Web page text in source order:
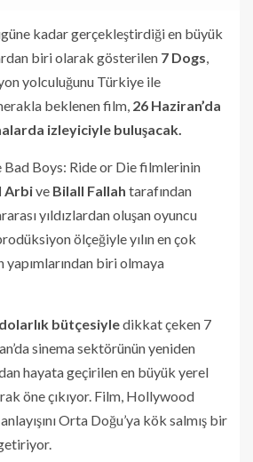
kadar gerçekleştirdiği en büyük
biri olarak gösterilen 7 Dogs
yolculuğunu Türkiye ile
beklenen film, 26 Haziran’da
izleyiciyle buluşacak.
Bad Boys: Ride or Die filmlerinin
Arbive Bilall Fallah tarafından
yıldızlardan oluşan oyuncu
ölçeğiyle yılın en çok
yapımlarından biri olmaya
bütçesiyledikkat çeken 7
sinema sektörünün yeniden
hayata geçirilen en büyük yerel
öne çıkıyor. Film, Hollywood
Orta Doğu’ya kök salmış bir